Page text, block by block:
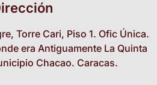
Torre Cari, Piso 1. Ofic Única.
era Antiguamente La Quinta
Chacao. Caracas.